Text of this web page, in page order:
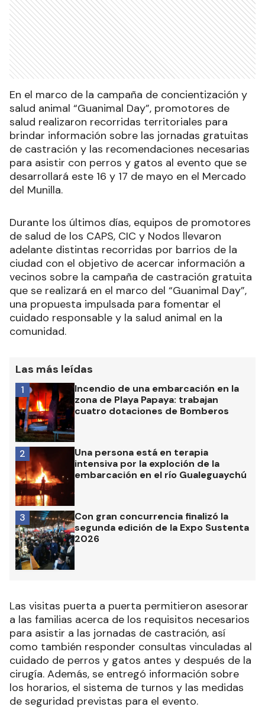
En el marco de la campaña de concientización y
salud animal “Guanimal Day”, promotores de
salud realizaron recorridas territoriales para
brindar información sobre las jornadas gratuitas
de castración y las recomendaciones necesarias
para asistir con perros y gatos al evento que se
desarrollará este 16 y 17 de mayo en el Mercado
del Munilla.
Durante los últimos días, equipos de promotores
de salud de los CAPS, CIC y Nodos llevaron
adelante distintas recorridas por barrios de la
ciudad con el objetivo de acercar información a
vecinos sobre la campaña de castración gratuita
que se realizará en el marco del “Guanimal Day”,
una propuesta impulsada para fomentar el
cuidado responsable y la salud animal en la
comunidad.
Las más leídas
Incendio de una embarcación en la
zona de Playa Papaya: trabajan
cuatro dotaciones de Bomberos
1
Una persona está en terapia
intensiva por la exploción de la
embarcación en el río Gualeguaychú
2
Con gran concurrencia finalizó la
segunda edición de la Expo Sustenta
2026
3
Las visitas puerta a puerta permitieron asesorar
a las familias acerca de los requisitos necesarios
para asistir a las jornadas de castración, así
como también responder consultas vinculadas al
cuidado de perros y gatos antes y después de la
cirugía. Además, se entregó información sobre
los horarios, el sistema de turnos y las medidas
de seguridad previstas para el evento.